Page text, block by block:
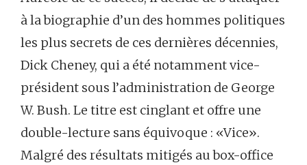
à la biographie d’un des hommes politiques
les plus secrets de ces dernières décennies,
Dick Cheney, qui a été notamment vice-
président sous l’administration de George
W. Bush. Le titre est cinglant et offre une
double-lecture sans équivoque : «Vice».
Malgré des résultats mitigés au box-office